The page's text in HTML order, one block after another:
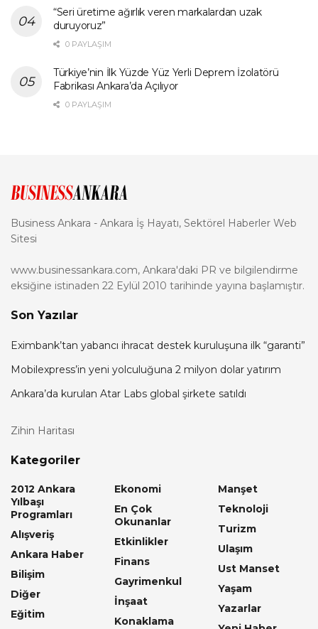
“Seri üretime ağırlık veren markalardan uzak
duruyoruz”
0 PAYLAŞIM
Türkiye’nin İlk Yüzde Yüz Yerli Deprem İzolatörü
Fabrikası Ankara’da Açılıyor
0 PAYLAŞIM
Business Ankara - Ankara İş Hayatı, Sektörel Haberler Web
Sitesi
www.businessankara.com, Ankara'daki PR ve bilgilendirme
eksiğine istinaden 22 Eylül 2010 tarihinde yayına başlamıştır.
Son Yazılar
Eximbank’tan yabancı ihracat destek kuruluşuna ilk “garanti”
Mobilexpress’in yeni yolculuğuna 2 milyon dolar yatırım
Ankara’da kurulan Atar Labs global şirkete satıldı
Zihin Haritası
Kategoriler
2012 Ankara
Yılbaşı
Programları
Alışveriş
Ankara Haber
Bilişim
Diğer
Eğitim
Ekonomi
En Çok
Okunanlar
Etkinlikler
Finans
Gayrimenkul
İnşaat
Konaklama
Manşet
Teknoloji
Turizm
Ulaşım
Ust Manset
Yaşam
Yazarlar